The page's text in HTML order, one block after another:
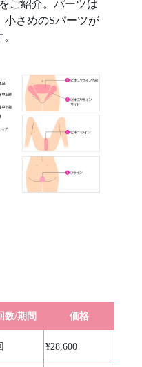
ご紹介。パーツは
さめのSパーツが
数/期間 価格
¥28,600